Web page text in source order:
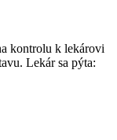
kontrolu k lekárovi
Lekár sa pýta: